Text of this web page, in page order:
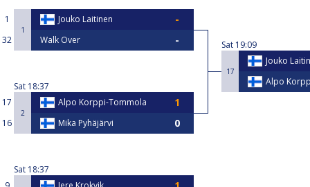
1
1
Jouko Laitinen
32
Walk Over
Sat 18:37
17
2
Alpo Korppi-Tommola
16
Mika Pyhäjärvi
Sat 18:37
Sat 19:09
17
Jouko
Alpo